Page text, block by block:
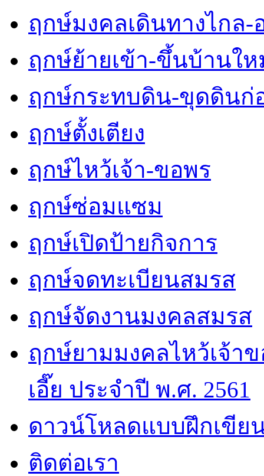
ฤกษ์มงคลเดินทางไกล-
ฤกษ์ย้ายเข้า-ขึ้นบ้านใ
ฤกษ์กระทบดิน-ขุดดินก่
ฤกษ์ตั้งเตียง
ฤกษ์ไหว้เจ้า-ขอพร
ฤกษ์ซ่อมแซม
ฤกษ์เปิดป้ายกิจการ
ฤกษ์จดทะเบียนสมรส
ฤกษ์จัดงานมงคลสมรส
ฤกษ์ยามมงคลไหว้เจ้า
เอี๊ย ประจำปี พ.ศ. 2561
ดาวน์โหลดแบบฝึกเขีย
ติดต่อเรา